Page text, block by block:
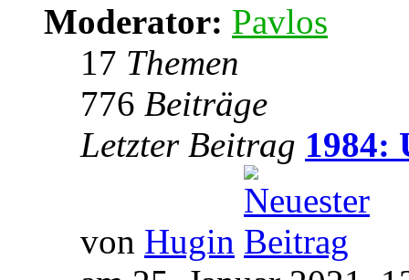
Moderator: Pavlos
17 Themen
776 Beiträge
Letzter Beitrag 1984:
von Hugin